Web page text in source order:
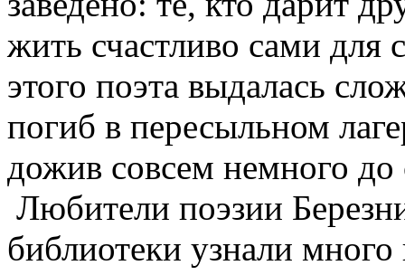
жить счастливо сами
этого поэта выдалась
погиб в пересыльном
дожив совсем немного до
Любители поэзии
библиотеки узнали